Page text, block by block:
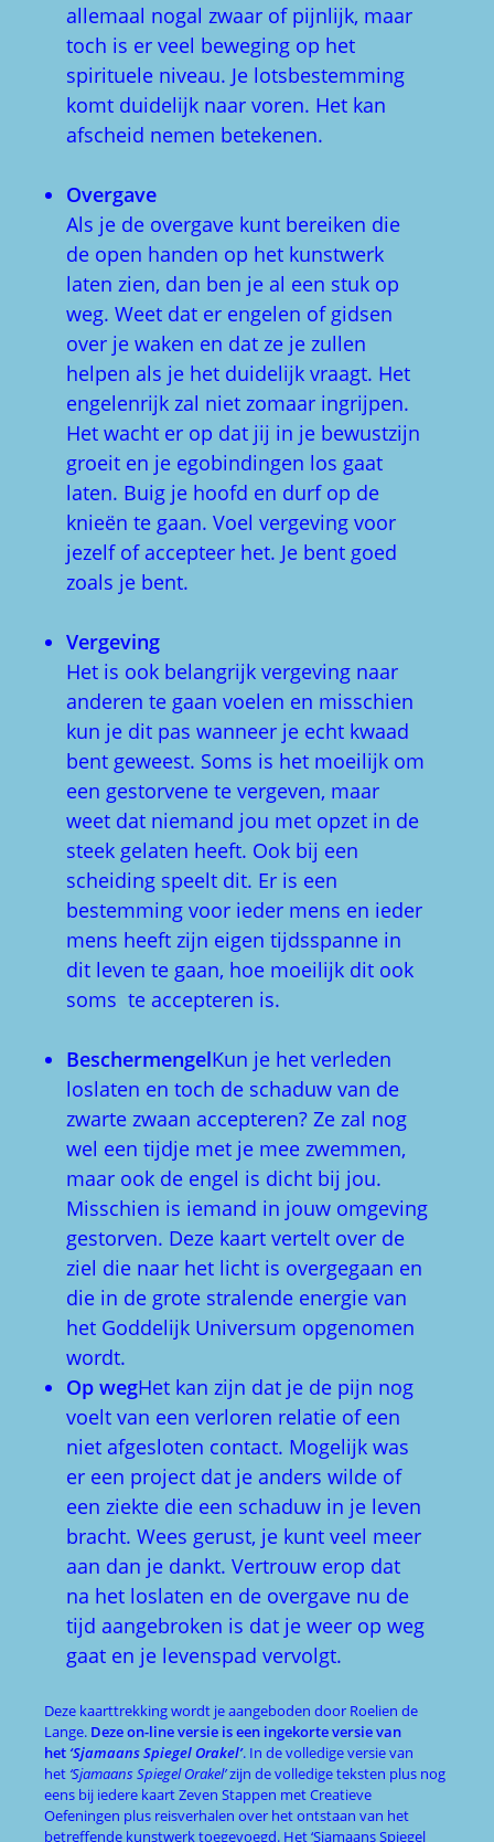
allemaal nogal zwaar of pijnlijk, maar
toch is er veel beweging op het
spirituele niveau. Je lotsbestemming
komt duidelijk naar voren. Het kan
afscheid nemen betekenen.
Overgave
Als je de overgave kunt bereiken die
de open handen op het kunstwerk
laten zien, dan ben je al een stuk op
weg. Weet dat er engelen of gidsen
over je waken en dat ze je zullen
helpen als je het duidelijk vraagt. Het
engelenrijk zal niet zomaar ingrijpen.
Het wacht er op dat jij in je bewustzijn
groeit en je egobindingen los gaat
laten. Buig je hoofd en durf op de
knieën te gaan. Voel vergeving voor
jezelf of accepteer het. Je bent goed
zoals je bent.
Vergeving
Het is ook belangrijk vergeving naar
anderen te gaan voelen en misschien
kun je dit pas wanneer je echt kwaad
bent geweest. Soms is het moeilijk om
een gestorvene te vergeven, maar
weet dat niemand jou met opzet in de
steek gelaten heeft. Ook bij een
scheiding speelt dit. Er is een
bestemming voor ieder mens en ieder
mens heeft zijn eigen tijdsspanne in
dit leven te gaan, hoe moeilijk dit ook
soms te accepteren is.
BeschermengelKun je het verleden
loslaten en toch de schaduw van de
zwarte zwaan accepteren? Ze zal nog
wel een tijdje met je mee zwemmen,
maar ook de engel is dicht bij jou.
Misschien is iemand in jouw omgeving
gestorven. Deze kaart vertelt over de
ziel die naar het licht is overgegaan en
die in de grote stralende energie van
het Goddelijk Universum opgenomen
wordt.
Op wegHet kan zijn dat je de pijn nog
voelt van een verloren relatie of een
niet afgesloten contact. Mogelijk was
er een project dat je anders wilde of
een ziekte die een schaduw in je leven
bracht. Wees gerust, je kunt veel meer
aan dan je dankt. Vertrouw erop dat
na het loslaten en de overgave nu de
tijd aangebroken is dat je weer op weg
gaat en je levenspad vervolgt.
Deze kaarttrekking wordt je aangeboden door Roelien de
Lange. Deze on-line versie is een ingekorte versie van
het ‘Sjamaans Spiegel Orakel’. In de volledige versie van
het ‘Sjamaans Spiegel Orakel’zijn de volledige teksten plus nog
eens bij iedere kaart Zeven Stappen met Creatieve
Oefeningen plus reisverhalen over het ontstaan van het
betreffende kunstwerk toegevoegd. Het ‘Sjamaans Spiegel